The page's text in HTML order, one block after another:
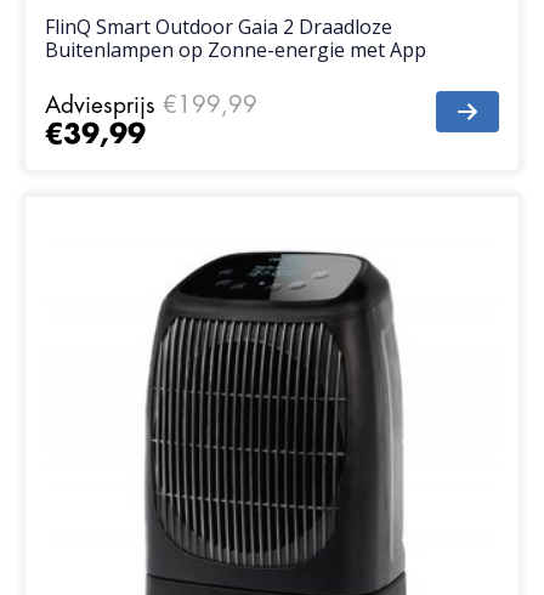
FlinQ Smart Outdoor Gaia 2 Draadloze
Buitenlampen op Zonne-energie met App
Adviesprijs €199,99
€39,99